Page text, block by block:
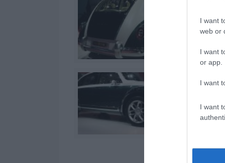
I want
web or
I want
or app.
I want
I want